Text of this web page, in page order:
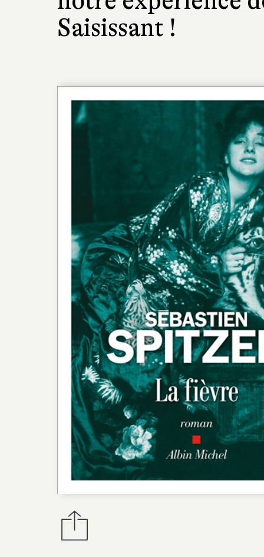
Saisissant !